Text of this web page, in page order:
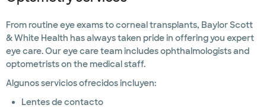
From routine eye exams to corneal transplants, Baylor Scott
& White Health has always taken pride in offering you expert
eye care. Our eye care team includes ophthalmologists and
optometrists on the medical staff.
Algunos servicios ofrecidos incluyen:
Lentes de contacto